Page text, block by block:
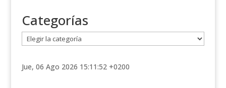
Categorías
a
e
Jue, 06 Ago 2026 15:11:52 +0200